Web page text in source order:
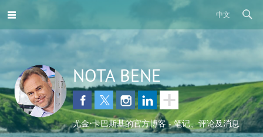
中文
NOTA BENE
尤金•卡巴斯基的官方博客 - 笔记、评论及消息